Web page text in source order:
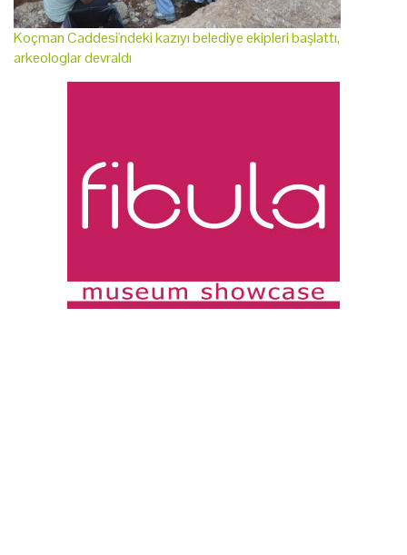
Koçman Caddesi'ndeki kazıyı belediye ekipleri başlattı,
arkeologlar devraldı